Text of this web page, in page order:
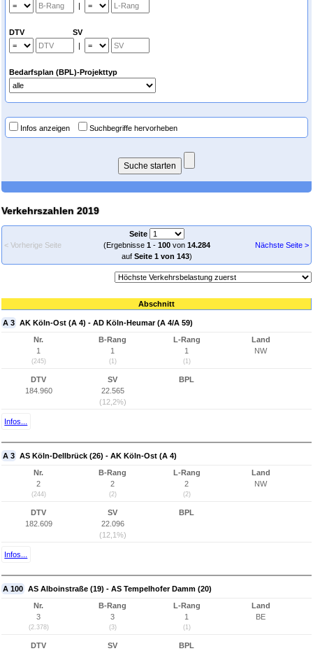
|
DTV SV
|
Bedarfsplan (BPL)-Projekttyp
Infos anzeigen Suchbegriffe hervorheben
Verkehrszahlen 2019
< Vorherige Seite
Seite
(Ergebnisse 1- 100von 14.284
auf Seite 1 von 143)
Nächste Seite >
Abschnitt
A 3 AK Köln-Ost (A 4) - AD Köln-Heumar (A 4/A 59)
Nr.
1
(245)
B-Rang
1
(1)
L-Rang
1
(1)
Land
NW
DTV
184.960
SV
22.565
(12,2%)
BPL
Infos...
A 3 AS Köln-Dellbrück (26) - AK Köln-Ost (A 4)
Nr.
2
(244)
B-Rang
2
(2)
L-Rang
2
(2)
Land
NW
DTV
182.609
SV
22.096
(12,1%)
BPL
Infos...
A 100 AS Alboinstraße (19) - AS Tempelhofer Damm (20)
Nr.
3
(2.378)
B-Rang
3
(3)
L-Rang
1
(1)
Land
BE
DTV
SV
BPL